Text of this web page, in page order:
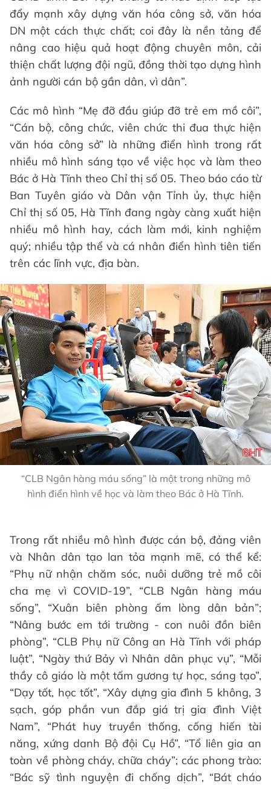
đẩy mạnh xây dựng văn hóa công sở, văn hóa
DN một cách thực chất; coi đây là nền tảng để
nâng cao hiệu quả hoạt động chuyên môn, cải
thiện chất lượng đội ngũ, đồng thời tạo dựng hình
ảnh người cán bộ gần dân, vì dân”.
Các mô hình “Mẹ đỡ đầu giúp đỡ trẻ em mồ côi”,
“Cán bộ, công chức, viên chức thi đua thực hiện
văn hóa công sở” là những điển hình trong rất
nhiều mô hình sáng tạo về việc học và làm theo
Bác ở Hà Tĩnh theo Chỉ thị số 05. Theo báo cáo từ
Ban Tuyên giáo và Dân vận Tỉnh ủy, thực hiện
Chỉ thị số 05, Hà Tĩnh đang ngày càng xuất hiện
nhiều mô hình hay, cách làm mới, kinh nghiệm
quý; nhiều tập thể và cá nhân điển hình tiên tiến
trên các lĩnh vực, địa bàn.
“CLB Ngân hàng máu sống” là một trong những mô
hình điển hình về học và làm theo Bác ở Hà Tĩnh.
Trong rất nhiều mô hình được cán bộ, đảng viên
và Nhân dân tạo lan tỏa mạnh mẽ, có thể kể:
“Phụ nữ nhận chăm sóc, nuôi dưỡng trẻ mồ côi
cha mẹ vì COVID-19”, “CLB Ngân hàng máu
sống”, “Xuân biên phòng ấm lòng dân bản”;
“Nâng bước em tới trường - con nuôi đồn biên
phòng”, “CLB Phụ nữ Công an Hà Tĩnh với pháp
luật”, “Ngày thứ Bảy vì Nhân dân phục vụ”, “Mỗi
thầy cô giáo là một tấm gương tự học, sáng tạo”,
“Dạy tốt, học tốt”, “Xây dựng gia đình 5 không, 3
sạch, góp phần vun đắp giá trị gia đình Việt
Nam”, “Phát huy truyền thống, cống hiến tài
năng, xứng danh Bộ đội Cụ Hồ”, “Tổ liên gia an
toàn về phòng cháy, chữa cháy”; các phong trào:
“Bác sỹ tình nguyện đi chống dịch”, “Bát cháo